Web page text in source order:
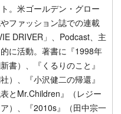
。米ゴールデン・グロー
ファッション誌での連載
DRIVER」、Podcast、主
に活動。著書に『1998年
書）、『くるりのこと』
）、『小沢健二の帰還』
とMr.Children』（レジー
）、『2010s』（田中宗一